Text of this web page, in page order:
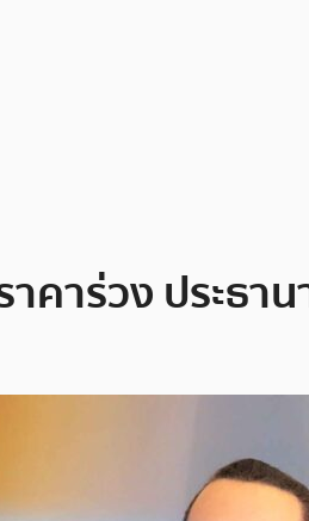
าคาร่วง ประธ